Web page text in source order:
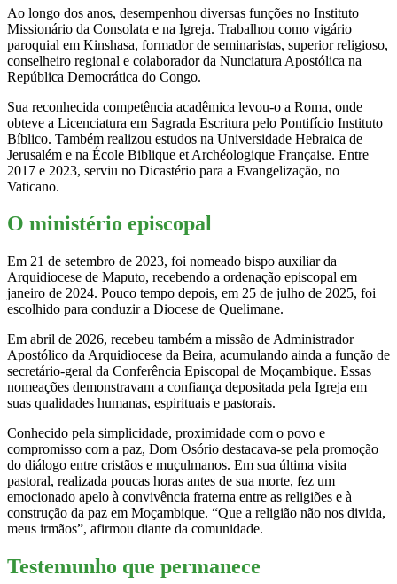
Ao longo dos anos, desempenhou diversas funções no Instituto
Missionário da Consolata e na Igreja. Trabalhou como vigário
paroquial em Kinshasa, formador de seminaristas, superior religioso,
conselheiro regional e colaborador da Nunciatura Apostólica na
República Democrática do Congo.
Sua reconhecida competência acadêmica levou-o a Roma, onde
obteve a Licenciatura em Sagrada Escritura pelo Pontifício Instituto
Bíblico. Também realizou estudos na Universidade Hebraica de
Jerusalém e na École Biblique et Archéologique Française. Entre
2017 e 2023, serviu no Dicastério para a Evangelização, no
Vaticano.
O ministério episcopal
Em 21 de setembro de 2023, foi nomeado bispo auxiliar da
Arquidiocese de Maputo, recebendo a ordenação episcopal em
janeiro de 2024. Pouco tempo depois, em 25 de julho de 2025, foi
escolhido para conduzir a Diocese de Quelimane.
Em abril de 2026, recebeu também a missão de Administrador
Apostólico da Arquidiocese da Beira, acumulando ainda a função de
secretário-geral da Conferência Episcopal de Moçambique. Essas
nomeações demonstravam a confiança depositada pela Igreja em
suas qualidades humanas, espirituais e pastorais.
Conhecido pela simplicidade, proximidade com o povo e
compromisso com a paz, Dom Osório destacava-se pela promoção
do diálogo entre cristãos e muçulmanos. Em sua última visita
pastoral, realizada poucas horas antes de sua morte, fez um
emocionado apelo à convivência fraterna entre as religiões e à
construção da paz em Moçambique. “Que a religião não nos divida,
meus irmãos”, afirmou diante da comunidade.
Testemunho que permanece